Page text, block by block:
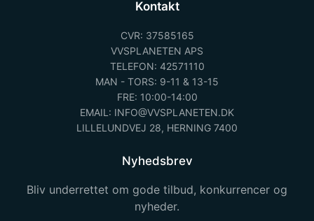
Kontakt
CVR: 37585165
VVSPLANETEN APS
TELEFON: 42571110
MAN - TORS: 9-11 & 13-15
FRE: 10:00-14:00
EMAIL: INFO@VVSPLANETEN.DK
LILLELUNDVEJ 28, HERNING 7400
Nyhedsbrev
Bliv underrettet om gode tilbud, konkurrencer og
nyheder.